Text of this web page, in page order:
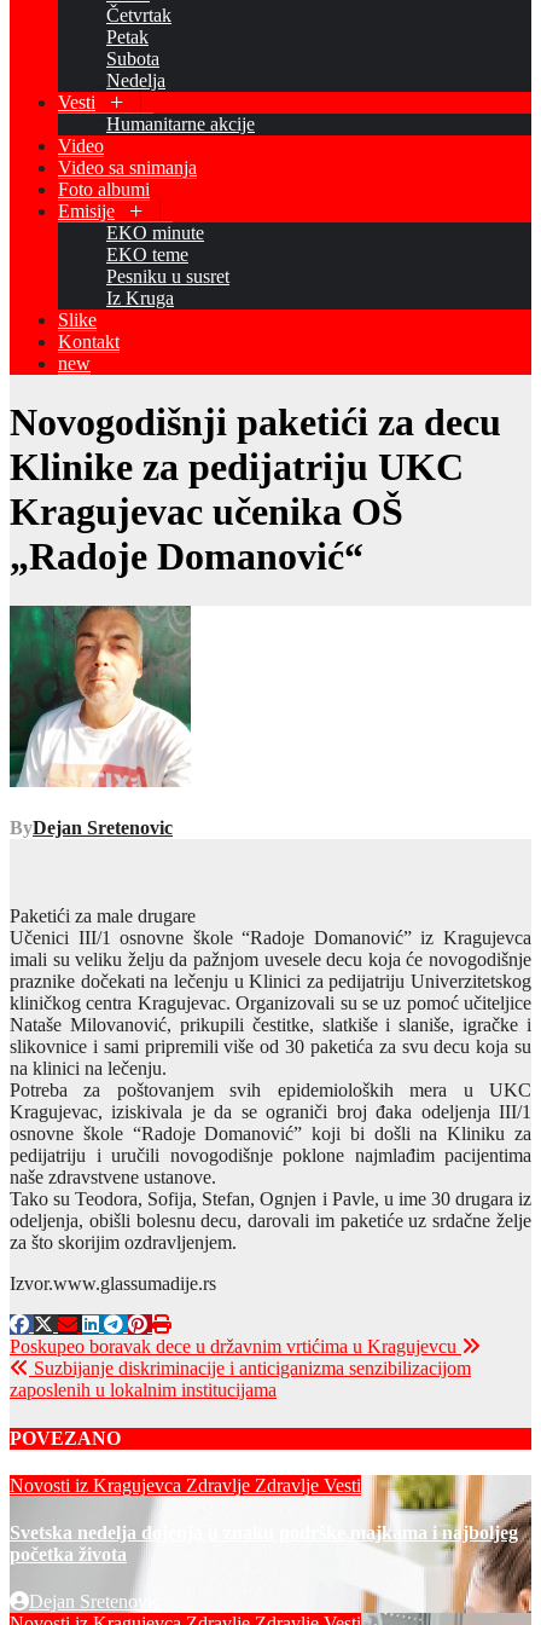
Četvrtak
Petak
Subota
Nedelja
Vesti
Humanitarne akcije
Video
Video sa snimanja
Foto albumi
Emisije
EKO minute
EKO teme
Pesniku u susret
Iz Kruga
Slike
Kontakt
new
Novogodišnji paketići za decu
Klinike za pedijatriju UKC
Kragujevac učenika OŠ
„Radoje Domanović“
ByDejan Sretenovic
Paketići za male drugare
Učenici III/1 osnovne škole “Radoje Domanović” iz Kragujevca
imali su veliku želju da pažnjom uvesele decu koja će novogodišnje
praznike dočekati na lečenju u Klinici za pedijatriju Univerzitetskog
kliničkog centra Kragujevac. Organizovali su se uz pomoć učiteljice
Nataše Milovanović, prikupili čestitke, slatkiše i slaniše, igračke i
slikovnice i sami pripremili više od 30 paketića za svu decu koja su
na klinici na lečenju.
Potreba za poštovanjem svih epidemioloških mera u UKC
Kragujevac, iziskivala je da se ograniči broj đaka odeljenja III/1
osnovne škole “Radoje Domanović” koji bi došli na Kliniku za
pedijatriju i uručili novogodišnje poklone najmlađim pacijentima
naše zdravstvene ustanove.
Tako su Teodora, Sofija, Stefan, Ognjen i Pavle, u ime 30 drugara iz
odeljenja, obišli bolesnu decu, darovali im paketiće uz srdačne želje
za što skorijim ozdravljenjem.
Izvor.www.glassumadije.rs
Post
navigation
Poskupeo boravak dece u državnim vrtićima u Kragujevcu
Suzbijanje diskriminacije i anticiganizma senzibilizacijom
zaposlenih u lokalnim institucijama
POVEZANO
Novosti iz Kragujevca Zdravlje Zdravlje Vesti
Svetska nedelja dojenja u znaku podrške majkama i najboljeg
početka života
Dejan Sretenovic